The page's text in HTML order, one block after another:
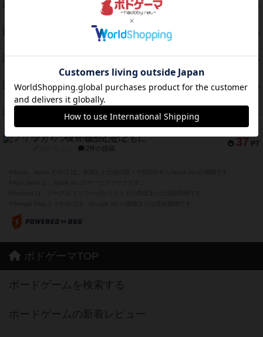
PT
クランク! ：冒険者たち（拡張）
4件の投稿
PT
1件の投稿
PT
スターマイン・ラミー ポケット
紹介文あり 2件の投稿
39 PT
海兵隊
紹介文あり 1件の投稿
PT
紹介文なし 1件の投稿
37 PT
フリップ７：復讐心とともに
2件の投稿
ボドゲーマTOP
ボードゲームを検索する
ボードゲームの新着レビュー